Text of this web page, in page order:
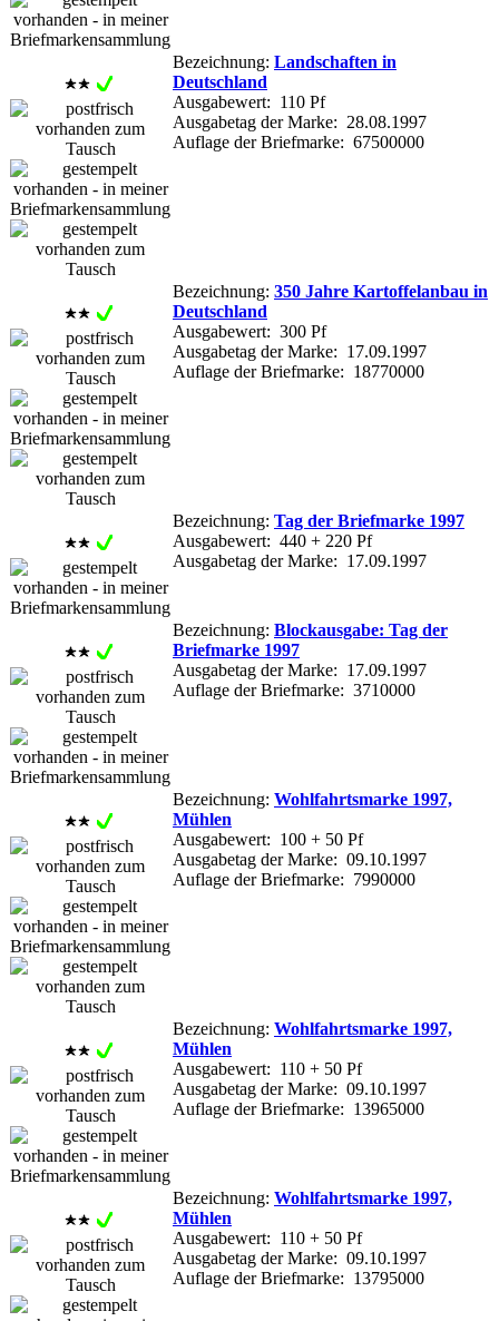
Bezeichnung: Landschaften in
Deutschland
Ausgabewert: 110 Pf
Ausgabetag der Marke: 28.08.1997
Auflage der Briefmarke: 67500000
Bezeichnung: 350 Jahre Kartoffelanbau in
Deutschland
Ausgabewert: 300 Pf
Ausgabetag der Marke: 17.09.1997
Auflage der Briefmarke: 18770000
Bezeichnung: Tag der Briefmarke 1997
Ausgabewert: 440 + 220 Pf
Ausgabetag der Marke: 17.09.1997
Bezeichnung: Blockausgabe: Tag der
Briefmarke 1997
Ausgabetag der Marke: 17.09.1997
Auflage der Briefmarke: 3710000
Bezeichnung: Wohlfahrtsmarke 1997,
Mühlen
Ausgabewert: 100 + 50 Pf
Ausgabetag der Marke: 09.10.1997
Auflage der Briefmarke: 7990000
Bezeichnung: Wohlfahrtsmarke 1997,
Mühlen
Ausgabewert: 110 + 50 Pf
Ausgabetag der Marke: 09.10.1997
Auflage der Briefmarke: 13965000
Bezeichnung: Wohlfahrtsmarke 1997,
Mühlen
Ausgabewert: 110 + 50 Pf
Ausgabetag der Marke: 09.10.1997
Auflage der Briefmarke: 13795000